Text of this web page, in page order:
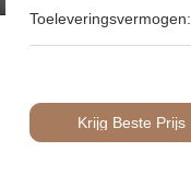
Toeleveringsvermogen:
Krijg Beste Prijs